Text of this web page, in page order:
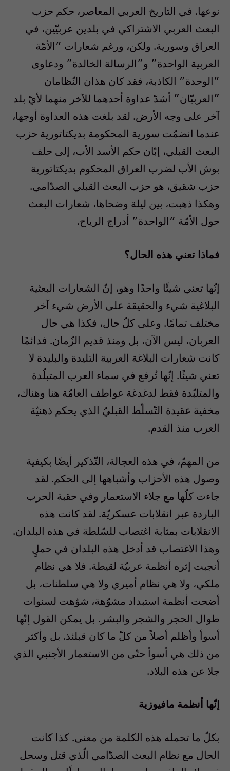
نوعها. في التاريخ العربي المعاصر، حكم حزب
البعث العربي الاشتراكي في بلدين عربيّين، في
العراق وسورية. ولكن، ورغم شعارات ״الأمّة
العربية الواحدة״ و״الرسالة الخالدة״ ودعاوى
״الوحدة״ الكاذبة، فقد كان هذان النّظامان
״العربيّان״ أشدّ عداوة أحدهما للآخر منهما لأيّ بلد
آخر على وجه الأرض. لقد بلغت هذه العداوة أوجها،
عندما انضمّت سورية المحكومة بديكتاتورية حزب
البعث القبلي، إبّان حكم الأسد الأب، إلى حلف
بوش الأب لضرب العراق المحكوم بديكتاتورية
حزب شقيق، هو حزب البعث القبلي الصدّامي.
وهكذا ذهبت، بين ليلة وضحاها، شعارات البعث
حول الأمّة ״الواحدة״ أدراج الرياح.
فماذا تعني هذه الحال؟
إنّها تعني شيئًا واحدًا وهو، إنّ الشعارات البعثية
البلاغية شيء والحقيقة على الأرض شيء آخر
مختلف تمامًا. وعلى كلّ حال، فكذا هي حال
العربان، ليس الآن، بل ومنذ قديم الزّمان. فدائمًا
كانت شعارات البلاغة العربية التليدة والبليدة لا
تعني شيئًا. إنّها تُرفع في سماء العرب المتبلّدة
والمتلبّدة فقط لدغدغة عواطف العامّة هنا وهناك،
مخفية عقيدة التّسلّط القبليّ الذي يحكم ذهنيّة
العرب منذ القدم.
من المهمّ، في هذه العجالة، التّذكير أيضًا بكيفية
وصول هذه الأحزاب وأشباهها إلى الحكم. لقد
جاءت كلّها مع جلاء الاستعمار وفي حقبة الحرب
الباردة عبر انقلابات عسكريّة. لقد كانت هذه
الانقلابات بمثابة اغتصاب للسّلطة في هذه البلدان.
وهذا الاغتصاب قد أدخل هذه البلدان في حملٍ
أنجبت إثره أنظمة عربيّة لقيطة. فلا هي نظام
ملكي، ولا هي نظام أميري ولا هي سلطنات، بل
أضحت أنظمة استبداد مشوّهة، شوّهت لسنوات
طوال الحجر والشجر والبشر. بل يمكن القول إنّها
أسوأ وأظلم أصلاً من كلّ ما كان قبلئذ. بل وأكثر
من ذلك هي أسوأ حتّى من الاستعمار الأجنبي الذي
جلا عن هذه البلاد.
إنّها أنظمة مافيوزية
بكلّ ما تحمله هذه الكلمة من معنى. كذا كانت
الحال مع نظام البعث الصدّامي الّذي قتل وسحل